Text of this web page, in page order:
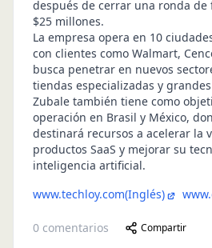
después de cerrar una ronda
$25 millones.
La empresa opera en 10
con clientes como Walmart,
busca penetrar en nuevos
tiendas especializadas y
Zubale también tiene como
operación en Brasil y México,
destinará recursos a acelerar la
productos SaaS y mejorar su
inteligencia artificial.
www.techloy.com(Inglés)
0 comentarios Compartir